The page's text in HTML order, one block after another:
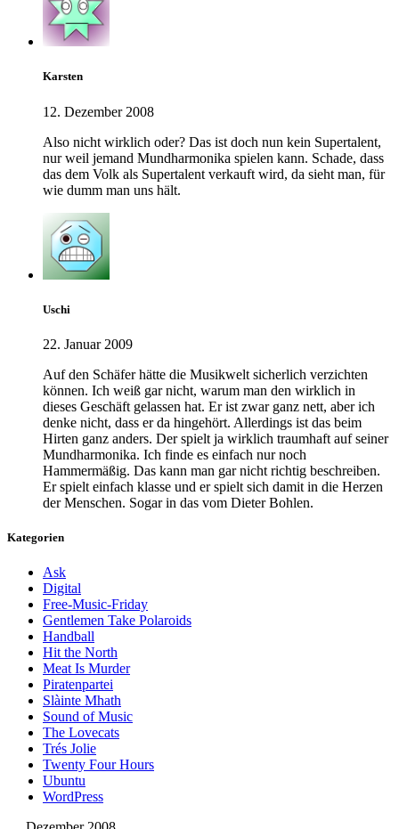
Karsten
12. Dezember 2008
Also nicht wirklich oder? Das ist doch nun kein Supertalent,
nur weil jemand Mundharmonika spielen kann. Schade, dass
das dem Volk als Supertalent verkauft wird, da sieht man, für
wie dumm man uns hält.
Uschi
22. Januar 2009
Auf den Schäfer hätte die Musikwelt sicherlich verzichten
können. Ich weiß gar nicht, warum man den wirklich in
dieses Geschäft gelassen hat. Er ist zwar ganz nett, aber ich
denke nicht, dass er da hingehört. Allerdings ist das beim
Hirten ganz anders. Der spielt ja wirklich traumhaft auf seiner
Mundharmonika. Ich finde es einfach nur noch
Hammermäßig. Das kann man gar nicht richtig beschreiben.
Er spielt einfach klasse und er spielt sich damit in die Herzen
der Menschen. Sogar in das vom Dieter Bohlen.
Kategorien
Ask
Digital
Free-Music-Friday
Gentlemen Take Polaroids
Handball
Hit the North
Meat Is Murder
Piratenpartei
Slàinte Mhath
Sound of Music
The Lovecats
Trés Jolie
Twenty Four Hours
Ubuntu
WordPress